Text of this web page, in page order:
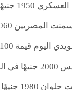
1950 جنيهًا.
2060 جنيهًا.
2100 حنيهًا في الطن
في الطن.